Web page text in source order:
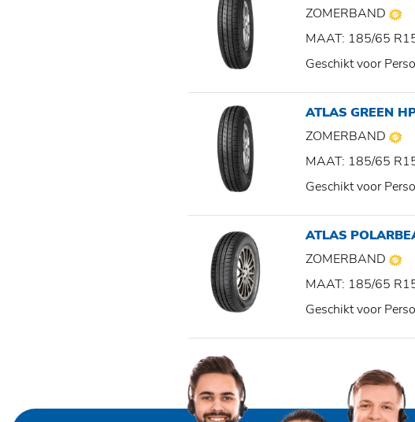
ZOMERBAND
MAAT: 185/65
Geschikt voor
ATLAS GREEN
ZOMERBAND
MAAT: 185/65
Geschikt voor
ATLAS
ZOMERBAND
MAAT: 185/65
Geschikt voor